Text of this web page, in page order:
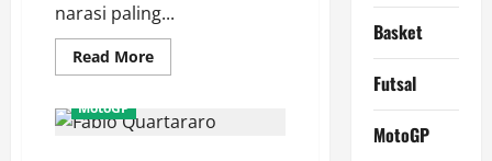
narasi paling...
Read MoreRead
more
Kebangkitan
Franco
MotoGP
Basket
Futsal
MotoGP